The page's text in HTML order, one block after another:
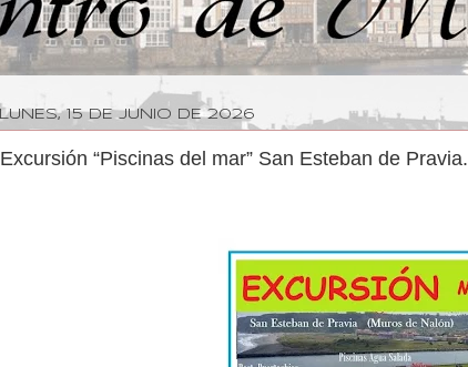
LUNES, 15 DE JUNIO DE 2026
Excursión “Piscinas del mar” San Esteban de Pravia.